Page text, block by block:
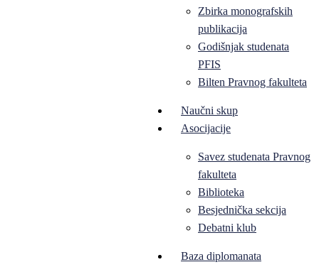
Zbirka monografskih
publikacija
Godišnjak studenata
PFIS
Bilten Pravnog fakulteta
Naučni skup
Asocijacije
Savez studenata Pravnog
fakulteta
Biblioteka
Besjednička sekcija
Debatni klub
Baza diplomanata